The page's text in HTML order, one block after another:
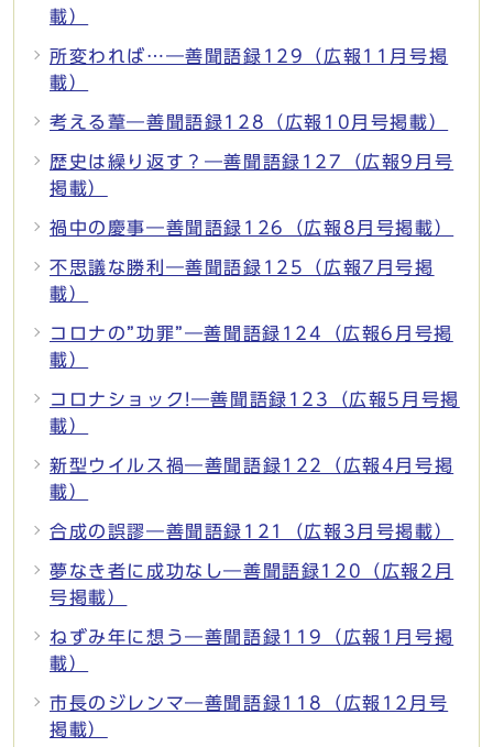
載）
所変われば…―善聞語録129（広報11月号掲
載）
考える葦―善聞語録128（広報10月号掲載）
歴史は繰り返す？―善聞語録127（広報9月号
掲載）
禍中の慶事―善聞語録126（広報8月号掲載）
不思議な勝利―善聞語録125（広報7月号掲
載）
コロナの”功罪”―善聞語録124（広報6月号掲
載）
コロナショック!―善聞語録123（広報5月号掲
載）
新型ウイルス禍―善聞語録122（広報4月号掲
載）
合成の誤謬―善聞語録121（広報3月号掲載）
夢なき者に成功なし―善聞語録120（広報2月
号掲載）
ねずみ年に想う―善聞語録119（広報1月号掲
載）
市長のジレンマ―善聞語録118（広報12月号
掲載）